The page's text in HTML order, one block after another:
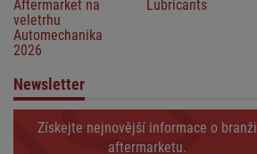
Aftermarket na
veletrhu
Automechanika
2026
Lubricants
Newsletter
Získejte nejnovější informace o branži
aftermarketu.